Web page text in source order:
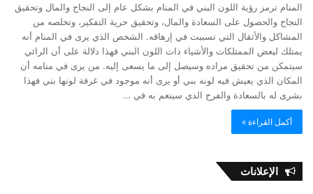
المنام ترمز رؤية اللون البني في المنام بشكل عام إلى النجاح والمال وتحقيق
النجاح والحصول على السعادة والمال، وتحقيق حرية التفكير، وتخلصه من
المشاكل والأثقال التي تسببت في إرهاقه. الشخص الذي يرى في المنام أنه
يمتلك لبعض الممتلكات والأشياء ذات اللون البني فهذا دلالة على أن الرائي
سيتمكن من تحقيق مراده وسيصل إلى ما يسعى إليه. من يرى في منامه أن
المكان الذي يعيش فيه لونه بني أو يرى أنه موجود في غرفة لونها بني فهذا
بشرى له بالسعادة والفرح الذي سينعم به في …
أكمل القراءة »
الإعلانات